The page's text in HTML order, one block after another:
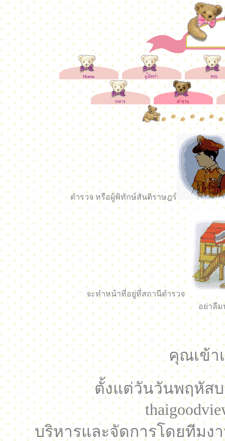
ตำรวจ หรือผู้พิทักษ์สันติราษฎร์
จะทำหน้าที่อยู่ที่สถานีตำรวจ
อย่าลื
คุณเข้า
ตั้งแต่วันวันพฤหัสบ
บริหารและจัดการโดยทีมง